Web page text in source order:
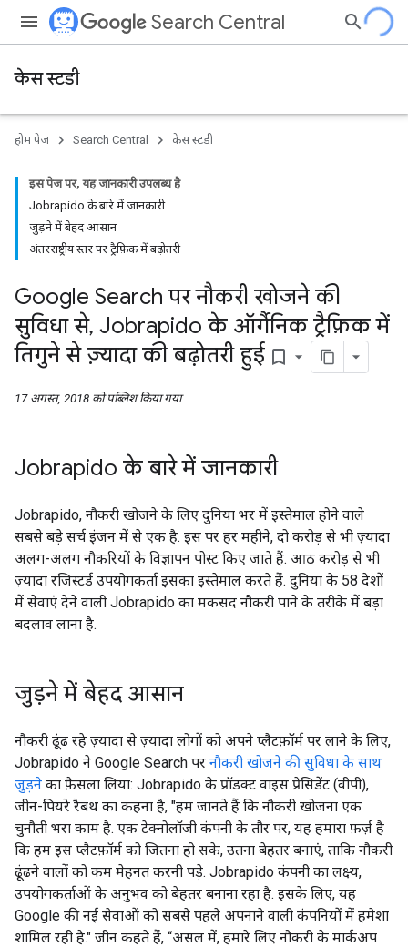
Search Central
केस स्टडी
होम पेज Search Central केस स्टडी
इस पेज पर, यह जानकारी उपलब्ध है
Jobrapido के बारे में जानकारी
जुड़ने में बेहद आसान
अंतरराष्ट्रीय स्तर पर ट्रैफ़िक में बढ़ोतरी
Google Search पर नौकरी खोजने की
सुविधा से, Jobrapido के ऑर्गैनिक ट्रैफ़िक में
तिगुने से ज़्यादा की बढ़ोतरी हुई bookmark_border
17 अगस्त, 2018 को पब्लिश किया गया
Jobrapido के बारे में जानकारी
Jobrapido, नौकरी खोजने के लिए दुनिया भर में इस्तेमाल होने वाले
सबसे बड़े सर्च इंजन में से एक है. इस पर हर महीने, दो करोड़ से भी ज़्यादा
अलग-अलग नौकरियों के विज्ञापन पोस्ट किए जाते हैं. आठ करोड़ से भी
ज़्यादा रजिस्टर्ड उपयोगकर्ता इसका इस्तेमाल करते हैं. दुनिया के 58 देशों
में सेवाएं देने वाली Jobrapido का मकसद नौकरी पाने के तरीके में बड़ा
बदलाव लाना है.
जुड़ने में बेहद आसान
नौकरी ढूंढ रहे ज़्यादा से ज़्यादा लोगों को अपने प्लैटफ़ॉर्म पर लाने के लिए,
Jobrapido ने Google Search पर नौकरी खोजने की सुविधा के साथ
जुड़ने का फ़ैसला लिया: Jobrapido के प्रॉडक्ट वाइस प्रेसिडेंट (वीपी),
जीन-पियरे रैबथ का कहना है, "हम जानते हैं कि नौकरी खोजना एक
चुनौती भरा काम है. एक टेक्नोलॉजी कंपनी के तौर पर, यह हमारा फ़र्ज़ है
कि हम इस प्लैटफ़ॉर्म को जितना हो सके, उतना बेहतर बनाएं, ताकि नौकरी
ढूंढने वालों को कम मेहनत करनी पड़े. Jobrapido कंपनी का लक्ष्य,
उपयोगकर्ताओं के अनुभव को बेहतर बनाना रहा है. इसके लिए, यह
Google की नई सेवाओं को सबसे पहले अपनाने वाली कंपनियों में हमेशा
शामिल रही है." जीन कहते हैं, “असल में, हमारे लिए नौकरी के मार्कअप